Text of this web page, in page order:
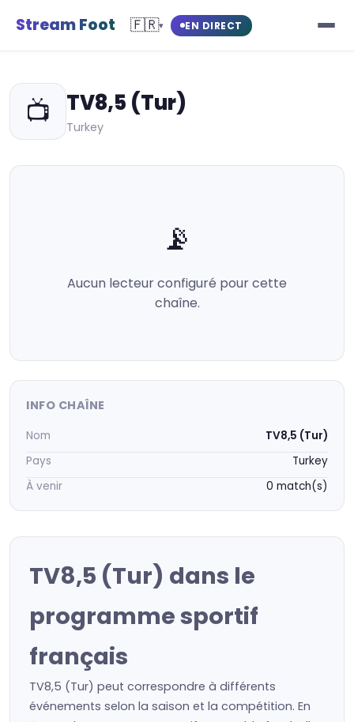
Stream Foot 🇫🇷▾ EN DIRECT
📺 TV8,5 (Tur)
Turkey
📡
Aucun lecteur configuré pour cette
chaîne.
INFO CHAÎNE
Nom
TV8,5 (Tur)
Pays
Turkey
À venir
0 match(s)
TV8,5 (Tur) dans le
programme sportif
français
TV8,5 (Tur) peut correspondre à différents
événements selon la saison et la compétition. En